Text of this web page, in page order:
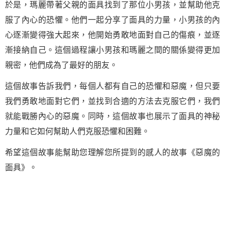
於是，瑪麗帶著父親的面具找到了那位小男孩，並幫助他克
服了內心的恐懼。他們一起分享了面具的力量，小男孩的內
心逐漸變得強大起來，他開始勇敢地面對自己的傷痕，並逐
漸接納自己。這個過程讓小男孩和瑪麗之間的關係變得更加
親密，他們成為了最好的朋友。
這個故事告訴我們，每個人都有自己的恐懼和惡魔，但只要
我們勇敢地面對它們，並找到合適的方法去克服它們，我們
就能戰勝內心的惡魔。同時，這個故事也展示了面具的神秘
力量和它如何幫助人們克服恐懼和困難。
希望這個故事能幫助您理解您所提到的感人的故事《惡魔的
面具》。